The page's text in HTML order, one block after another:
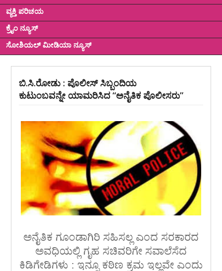
ವ್ಯಕ್ತಿ ಪರಿಚಯ
ಕ್ರೈಂ ನ್ಯೂಸ್
ಸೋಶಿಯಲ್ ಮೀಡಿಯಾ ನ್ಯೂಸ್
ಬಿ.ಸಿ.ರೋಡು : ಪೊಲೀಸ್ ಸಿಬ್ಬಂದಿಯ
ಕುಟುಂಬವನ್ನೇ ಯಾಮರಿಸಿದ “ಅನೈತಿಕ ಪೊಲೀಸರು”
ಅನೈತಿಕ ಗೂಂಡಾಗಿರಿ ಸಹಿಸಲ್ಲ ಎಂದ ಸರಕಾರದ
ಅವಧಿಯಲ್ಲಿ ಗೃಹ ಸಚಿವರಿಗೇ ಸವಾಲೆಸೆದ
ಕಿಡಿಗೇಡಿಗಳು : ಇನ್ನೂ ಕಠಿಣ ಕ್ರಮ ಇಲ್ಲವೇ ಎಂದು